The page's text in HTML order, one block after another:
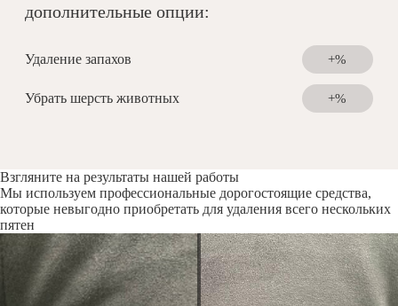
дополнительные опции:
Удаление запахов +%
Убрать шерсть животных +%
Взгляните на результаты нашей работы
Мы используем профессиональные дорогостоящие средства,
которые невыгодно приобретать для удаления всего нескольких
пятен